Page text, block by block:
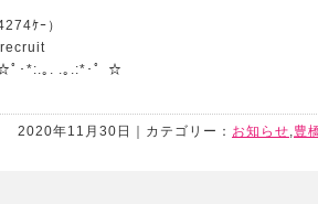
ｹｰ）
ﾟ･*:.｡. .｡.:*･゜☆
2020年11月30日｜カテゴリー： お知らせ,豊